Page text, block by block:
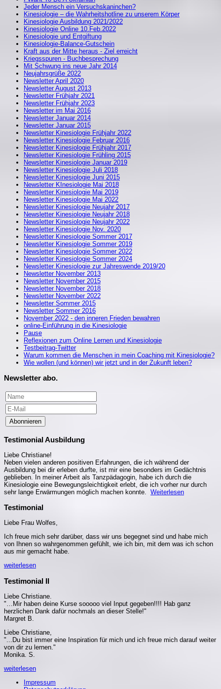
Jeder Mensch ein Versuchskaninchen?
Kinesiologie – die Wahrheitshotline zu unserem Körper
Kinesiologie Ausbildung 2021/2022
Kinesiologie Online 10.Feb.2022
Kinesiologie und Entgiftung
Kinesiologie-Balance-Gutschein
Kraft aus der Mitte heraus - Ziel erreicht
Kriegsspuren - Buchbesprechung
Mit Schwung ins neue Jahr 2014
Neujahrsgrüße 2022
Newsletter April 2020
Newsletter August 2013
Newsletter Frühjahr 2021
Newsletter Frühjahr 2023
Newsletter im Mai 2016
Newsletter Januar 2014
Newsletter Januar 2015
Newsletter Kinesiologie Frühjahr 2022
Newsletter Kinesiologie Februar 2016
Newsletter Kinesiologie Frühjahr 2017
Newsletter Kinesiologie Frühling 2015
Newsletter Kinesiologie Januar 2019
Newsletter Kinesiologie Juli 2018
Newsletter Kinesiologie Juni 2015
Newsletter KInesiologie Mai 2018
Newsletter Kinesiologie Mai 2019
Newsletter Kinesiologie Mai 2022
Newsletter Kinesiologie Neujahr 2017
Newsletter Kinesiologie Neujahr 2018
Newsletter Kinesiologie Neujahr 2022
Newsletter Kinesiologie Nov. 2020
Newsletter Kinesiologie Sommer 2017
Newsletter Kinesiologie Sommer 2019
Newsletter Kinesiologie Sommer 2022
Newsletter Kinesiologie Sommer 2024
Newsletter Kinesiologie zur Jahreswende 2019/20
Newsletter November 2013
Newsletter November 2015
Newsletter November 2018
Newsletter November 2022
Newsletter Sommer 2015
Newsletter Sommer 2016
November 2022 - den inneren Frieden bewahren
online-Einführung in die Kinesiologie
Pause
Reflexionen zum Online Lernen und Kinesiologie
Testbeitrag-Twitter
Warum kommen die Menschen in mein Coaching mit Kinesiologie?
Wie wollen (und können) wir jetzt und in der Zukunft leben?
Newsletter abo.
Abonnieren
Testimonial Ausbildung
Liebe Christiane!
Neben vielen anderen positiven Erfahrungen, die ich während der
Ausbildung bei dir erleben durfte, ist mir eine besonders im Gedächtnis
geblieben. In meiner Arbeit als Tanzpädagogin, habe ich durch die
Kinesiologie eine Bewegungsleichtigkeit erlebt, die ich vorher nur durch
sehr lange Erwärmungen möglich machen konnte. Weiterlesen
Testimonial
Liebe Frau Wolfes,
Ich freue mich sehr darüber, dass wir uns begegnet sind und habe mich
von Ihnen so wahrgenommen gefühlt, wie ich bin, mit dem was ich schon
aus mir gemacht habe.
weiterlesen
Testimonial II
Liebe Christiane.
"…Mir haben deine Kurse sooooo viel Input gegeben!!!! Hab ganz
herzlichen Dank dafür nochmals an dieser Stelle!"
Margret B.
Liebe Christiane,
"...Du bist immer eine Inspiration für mich und ich freue mich darauf weiter
von dir zu lernen."
Monika. S.
weiterlesen
Impressum